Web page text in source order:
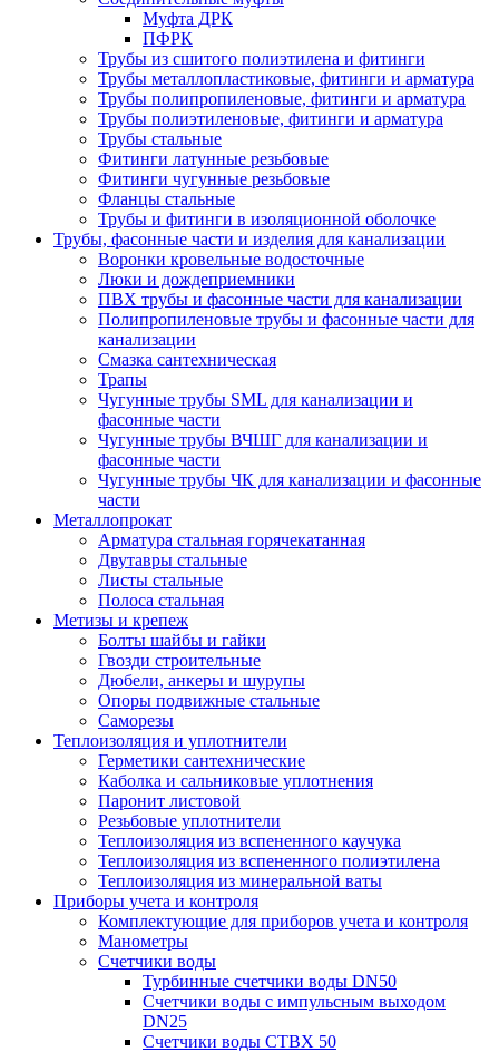
Муфта ДРК
ПФРК
Трубы из сшитого полиэтилена и фитинги
Трубы металлопластиковые, фитинги и арматура
Трубы полипропиленовые, фитинги и арматура
Трубы полиэтиленовые, фитинги и арматура
Трубы стальные
Фитинги латунные резьбовые
Фитинги чугунные резьбовые
Фланцы стальные
Трубы и фитинги в изоляционной оболочке
Трубы, фасонные части и изделия для канализации
Воронки кровельные водосточные
Люки и дождеприемники
ПВХ трубы и фасонные части для канализации
Полипропиленовые трубы и фасонные части для
канализации
Смазка сантехническая
Трапы
Чугунные трубы SML для канализации и
фасонные части
Чугунные трубы ВЧШГ для канализации и
фасонные части
Чугунные трубы ЧК для канализации и фасонные
части
Металлопрокат
Арматура стальная горячекатанная
Двутавры стальные
Листы стальные
Полоса стальная
Метизы и крепеж
Болты шайбы и гайки
Гвозди строительные
Дюбели, анкеры и шурупы
Опоры подвижные стальные
Саморезы
Теплоизоляция и уплотнители
Герметики сантехнические
Каболка и сальниковые уплотнения
Паронит листовой
Резьбовые уплотнители
Теплоизоляция из вспененного каучука
Теплоизоляция из вспененного полиэтилена
Теплоизоляция из минеральной ваты
Приборы учета и контроля
Комплектующие для приборов учета и контроля
Манометры
Счетчики воды
Турбинные счетчики воды DN50
Счетчики воды с импульсным выходом
DN25
Счетчики воды СТВХ 50